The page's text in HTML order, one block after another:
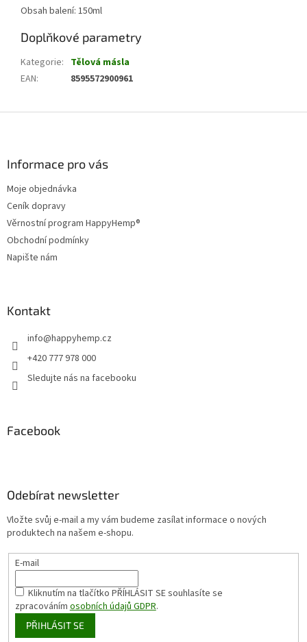
Obsah balení: 150ml
Doplňkové parametry
Kategorie: Tělová másla
EAN: 8595572900961
Informace pro vás
Moje objednávka
Ceník dopravy
Věrnostní program HappyHemp®
Obchodní podmínky
Napište nám
Kontakt
info@happyhemp.cz
+420 777 978 000
Sledujte nás na facebooku
Facebook
Odebírat newsletter
Vložte svůj e-mail a my vám budeme zasílat informace o nových
produktech na našem e-shopu.
E-mail
Kliknutím na tlačítko PŘÍHLÁSIT SEsouhlasíte se
zpracovánímosobních údajů GDPR.
PŘIHLÁSIT SE